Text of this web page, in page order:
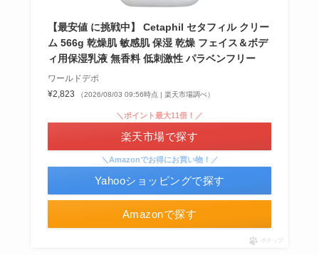
ガツンと杏仁豆腐はどこに売ってる？販売終了で
再販はある？
使い捨ておしぼりはどこで買える？販売店は100均
インソールはどこに売ってる？100均やドラッグス
トアで買える！
【最安値 に挑戦中】 Cetaphil セタフィル クリー
ム 566g 乾燥肌 敏感肌 保湿 乾燥 フェイス＆ボデ
ィ用保湿乳液 無香料 低刺激性 パラベンフリー
ワールドデポ
¥2,823
（2026/08/03 09:56時点 | 楽天市場調べ）
Amazonで探す
＼ポイント最大11倍！／
楽天市場で探す
＼Amazonでお得にお買い物！／
Yahooショッピングで探す
ポチップ